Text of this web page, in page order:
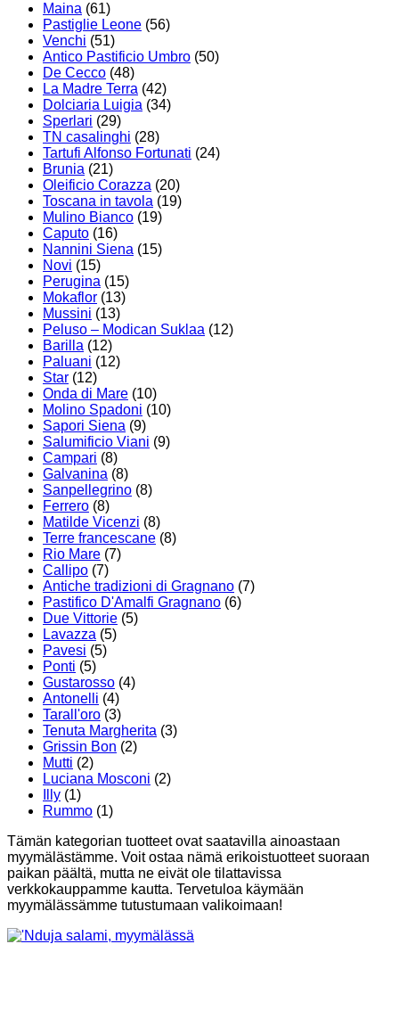
Maina (61)
Pastiglie Leone (56)
Venchi (51)
Antico Pastificio Umbro (50)
De Cecco (48)
La Madre Terra (42)
Dolciaria Luigia (34)
Sperlari (29)
TN casalinghi (28)
Tartufi Alfonso Fortunati (24)
Brunia (21)
Oleificio Corazza (20)
Toscana in tavola (19)
Mulino Bianco (19)
Caputo (16)
Nannini Siena (15)
Novi (15)
Perugina (15)
Mokaflor (13)
Mussini (13)
Peluso – Modican Suklaa (12)
Barilla (12)
Paluani (12)
Star (12)
Onda di Mare (10)
Molino Spadoni (10)
Sapori Siena (9)
Salumificio Viani (9)
Campari (8)
Galvanina (8)
Sanpellegrino (8)
Ferrero (8)
Matilde Vicenzi (8)
Terre francescane (8)
Rio Mare (7)
Callipo (7)
Antiche tradizioni di Gragnano (7)
Pastifico D'Amalfi Gragnano (6)
Due Vittorie (5)
Lavazza (5)
Pavesi (5)
Ponti (5)
Gustarosso (4)
Antonelli (4)
Tarall'oro (3)
Tenuta Margherita (3)
Grissin Bon (2)
Mutti (2)
Luciana Mosconi (2)
Illy (1)
Rummo (1)
Tämän kategorian tuotteet ovat saatavilla ainoastaan
myymälästämme. Voit ostaa nämä erikoistuotteet suoraan
paikan päältä, mutta ne eivät ole tilattavissa
verkkokauppamme kautta. Tervetuloa käymään
myymälässämme tutustumaan valikoimaan!